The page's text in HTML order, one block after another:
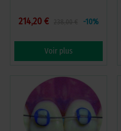
214,20 € -10%
Voir plus